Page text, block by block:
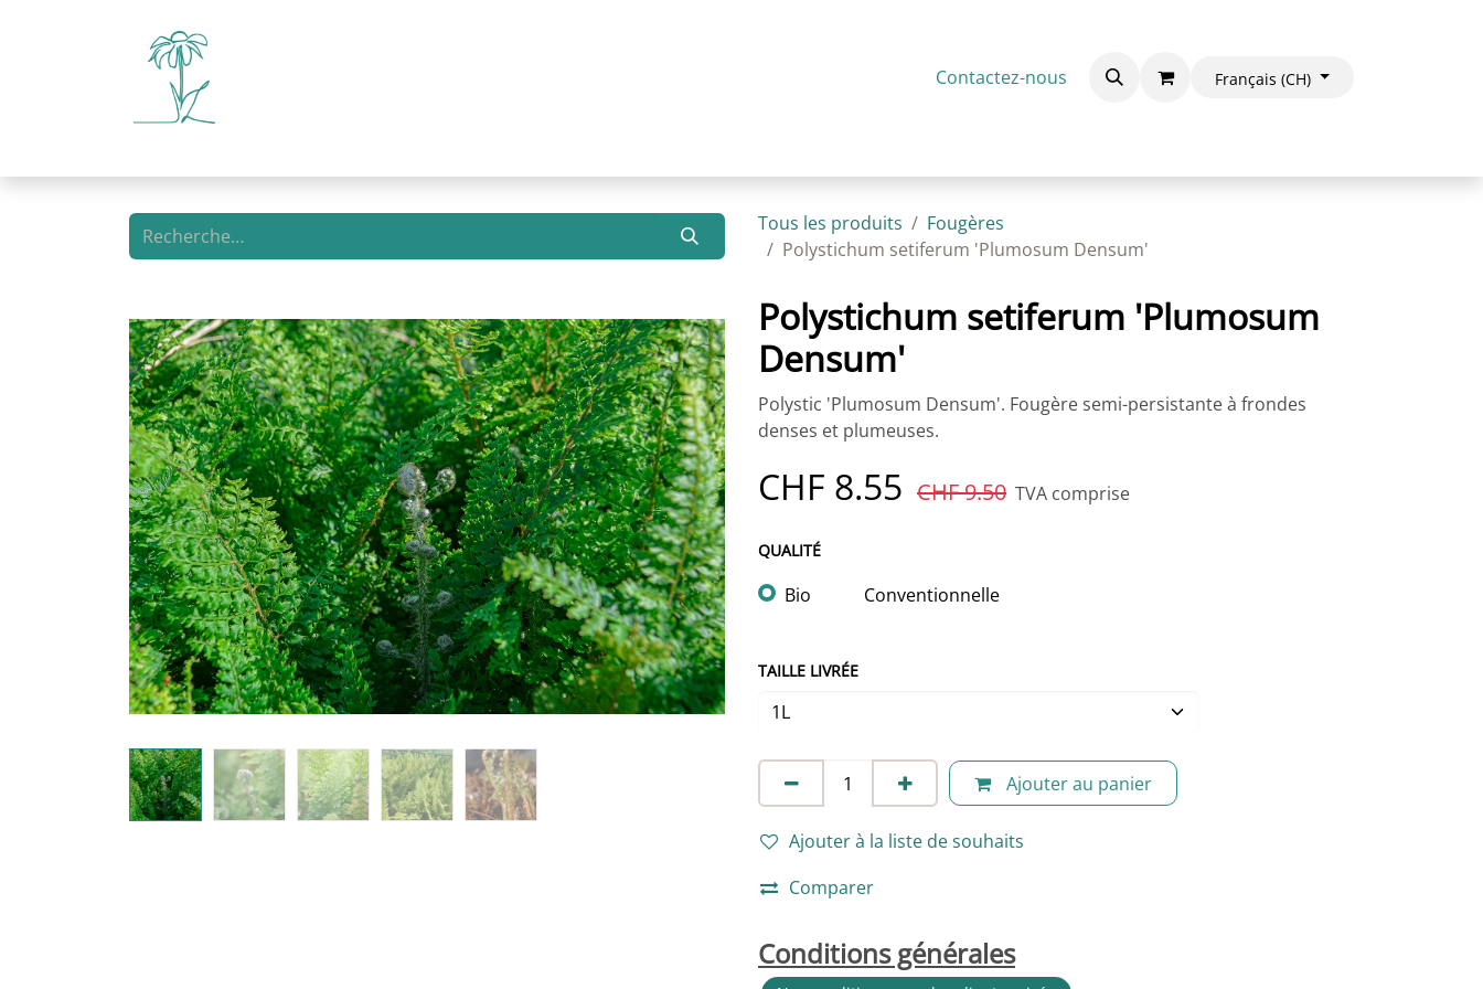
Contactez-nous Français (CH)
Tous les produits
Fougères
Polystichum setiferum 'Plumosum Densum'
Polystichum setiferum 'Plumosum
Densum'
Polystic 'Plumosum Densum'. Fougère semi-persistante à frondes
denses et plumeuses.
CHF 8.55 CHF9.50 TVA comprise
QUALITÉ
Bio Conventionnelle
TAILLE LIVRÉE
Ajouter au panier
Ajouter à la liste de souhaits
Comparer
Conditions générales